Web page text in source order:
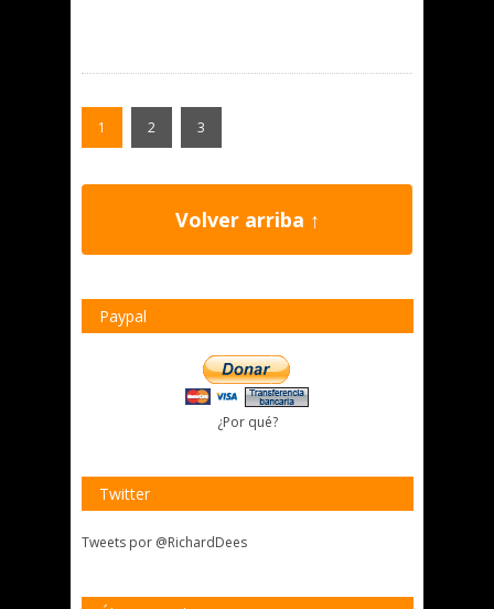
1 2 3
Volver arriba ↑
Paypal
¿Por qué?
Twitter
Tweets por @RichardDees